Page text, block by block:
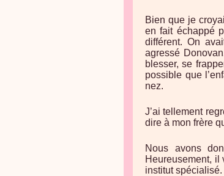
Bien que je
en fait échappé
différent. On
agressé
blesser, se
possible que
nez.
J’ai tellement
dire à mon frère
Nous avons
Heureusement, il
institut